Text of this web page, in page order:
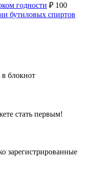
годности ₽ 100
бутиловых спиртов
блокнот
стать первым!
зарегистрированные